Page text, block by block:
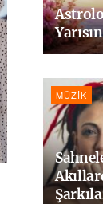
MÜZIK